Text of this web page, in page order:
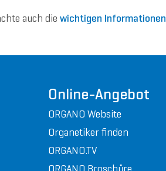
auch die wichtigen Informationen
Online-Angebot
ORGANO Website
Organetiker finden
ORGANO.TV